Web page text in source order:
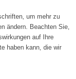
um mehr zu
ändern. Beachten Sie,
auf Ihre
haben kann, die wir